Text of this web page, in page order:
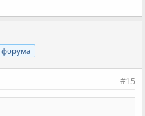
форума
#15